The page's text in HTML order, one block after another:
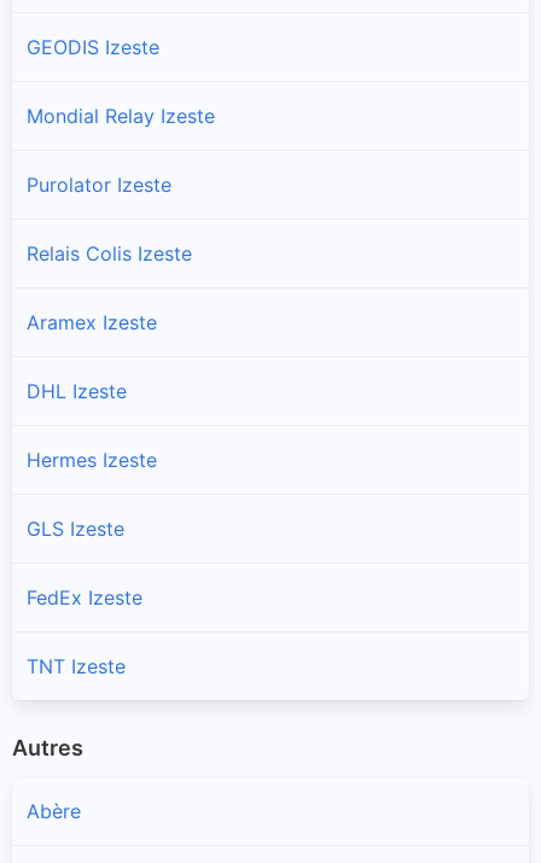
GEODIS Izeste
Mondial Relay Izeste
Purolator Izeste
Relais Colis Izeste
Aramex Izeste
DHL Izeste
Hermes Izeste
GLS Izeste
FedEx Izeste
TNT Izeste
Autres
Abère